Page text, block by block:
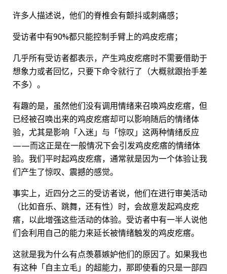
许多人描述说，他们的脊椎会有颤抖或刺痛感；
受访者中有90%都只能控制手臂上的鸡皮疙瘩；
几乎所有受访者都表示，产生鸡皮疙瘩时不需要借助于
想象力或者回忆，只要下命令就行了（大概就跟抬手差
不多）。
有趣的是，虽然他们没有调用情绪来召唤鸡皮疙瘩，但
已经被召唤出来的鸡皮疙瘩却可以影响随后的情绪体
验，尤其是影响「入迷」与「惊叹」这两种情绪反应
——而这正是在一般情况下会引发鸡皮疙瘩的情绪体
验。我们平时起鸡皮疙瘩，通常就是因为一个体验让我
们产生了惊叹、震撼的感觉。
事实上，近四分之三的受访者说，他们在进行审美活动
（比如音乐、跳舞，还有性）时，会故意发起鸡皮疙
瘩，以此增强这些活动的体验。受访者中有一半人说他
们会利用自己的能力来延长被情绪触发的鸡皮疙瘩。
这就是我为什么有点羡慕嫉妒他们的原因了。如果我也
有这种「自主立毛」的超能力，那即使看的只是一部四